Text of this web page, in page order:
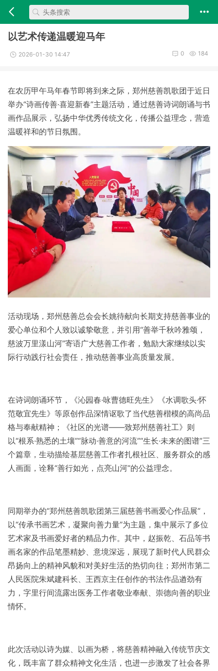
以艺术传递温暖迎马年
2026-01-30 14:47 184
0
在农历甲午马年春节即将到来之际，郑州慈善凯歌团于近日
举办“诗画传善·喜迎新春”主题活动，通过慈善诗词朗诵与书
画作品展示，弘扬中华优秀传统文化，传播公益理念，营造
温暖祥和的节日氛围。
活动现场，郑州慈善总会会长姚待献向长期支持慈善事业的
爱心单位和个人致以诚挚敬意，并引用“善举千秋吟雅颂，
慈波万里漾山河”寄语广大慈善工作者，勉励大家继续以实
际行动践行社会责任，推动慈善事业高质量发展。
在诗词朗诵环节，《沁园春·咏曹德旺先生》《水调歌头·怀
范敬宜先生》等原创作品深情讴歌了当代慈善楷模的高尚品
格与奉献精神；《社区的光谱——致郑州慈善社工》则
以“根系·熟悉的土壤”“脉动·善意的河流”“生长·未来的图谱”三
个篇章，生动描绘基层慈善工作者扎根社区、服务群众的感
人画面，诠释“善行如光，点亮山河”的公益理念。
同期举办的“郑州慈善凯歌团第三届慈善书画爱心作品展”，
以“传承书画艺术，凝聚向善力量”为主题，集中展示了多位
艺术家及书画爱好者的精品力作。其中，赵振乾、石品等书
画名家的作品笔墨精妙、意境深远，展现了新时代人民群众
昂扬向上的精神风貌和对美好生活的热切向往；郑州市第二
人民医院朱斌建科长、王西京主任创作的书法作品遒劲有
力，字里行间流露出医务工作者敬业奉献、崇德向善的职业
情怀。
此次活动以诗为媒、以画为桥，将慈善精神融入传统节庆文
化，既丰富了群众精神文化生活，也进一步激发了社会各界